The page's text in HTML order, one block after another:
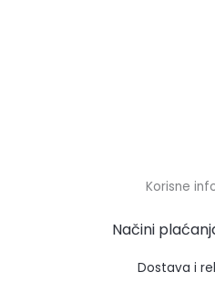
Korisne
Načini
Dostava i